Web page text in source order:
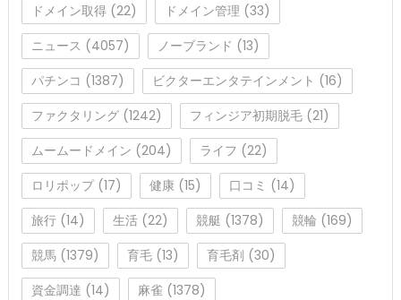
ドメイン取得(22) ドメイン管理 (33)
ニュース (4057) ノーブランド (13)
パチンコ (1387) ビクターエンタテインメント (16)
ファクタリング(1242) フィンジア初期脱毛(21)
ムームードメイン (204) ライフ (22)
ロリポップ(17) 健康(15) 口コミ (14)
旅行(14) 生活(22) 競艇 (1378) 競輪 (169)
競馬(1379) 育毛(13) 育毛剤 (30)
資金調達 (14) 麻雀 (1378)